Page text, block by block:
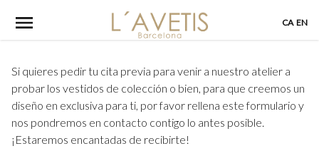
content
CA EN
Si quieres pedir tu cita previa para venir a nuestro atelier a
probar los vestidos de colección o bien, para que creemos un
diseño en exclusiva para ti, por favor rellena este formulario y
nos pondremos en contacto contigo lo antes posible.
¡Estaremos encantadas de recibirte!